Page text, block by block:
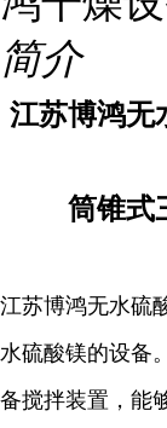
简介
江苏博鸿无
筒锥式
江苏博鸿无水硫
水硫酸镁的设备
备搅拌装置，能